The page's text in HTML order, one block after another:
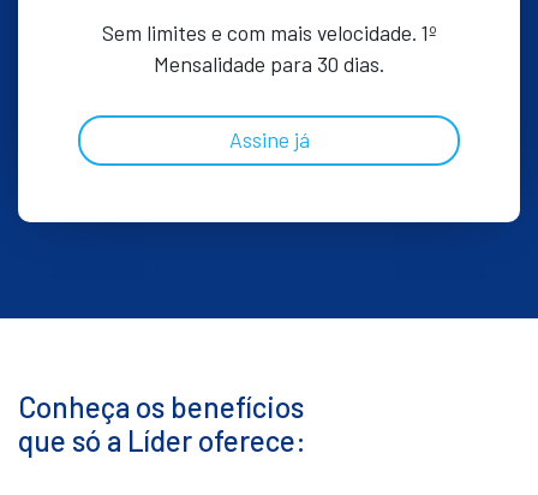
Sem limites e com mais velocidade. 1º
Mensalidade para 30 dias.
Assine já
Conheça os benefícios
que só a Líder oferece: